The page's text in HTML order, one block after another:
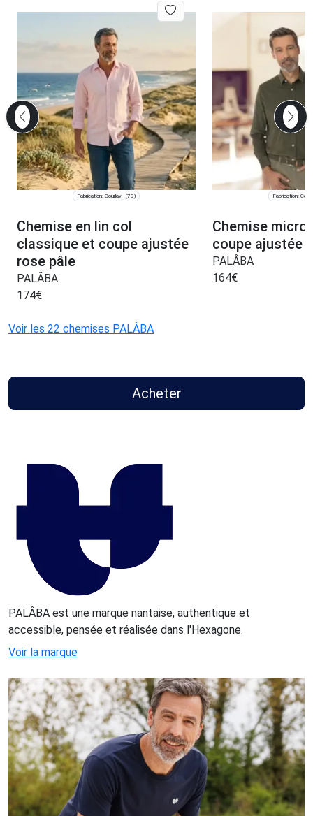
Fabrication: Courlay (79)
Chemise en lin col
classique et coupe ajustée
rose pâle
PALÂBA
174€
Fabrication:
Chemise micro
coupe ajustée
PALÂBA
164€
Voir les 22 chemises PALÂBA
Acheter
PALÂBA est une marque nantaise, authentique et
accessible, pensée et réalisée dans l'Hexagone.
Voir la marque